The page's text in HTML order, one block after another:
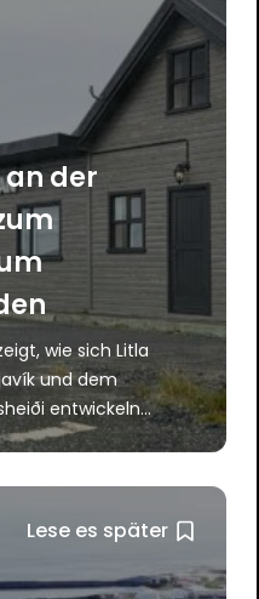
der
wie sich Litla
und dem
entwickeln...
Lese es später